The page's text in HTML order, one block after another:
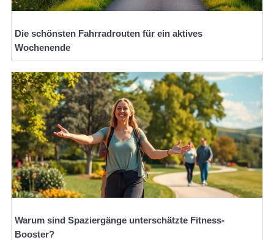
Die schönsten Fahrradrouten für ein aktives
Wochenende
Warum sind Spaziergänge unterschätzte Fitness-
Booster?